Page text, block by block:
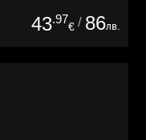
43.97
€ / 86лв.